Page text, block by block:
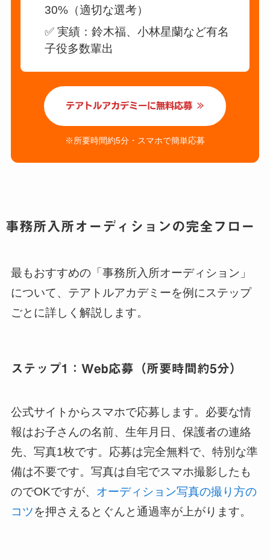
30%（適切な選考）
✅ 実績：鈴木福、小林星蘭など有名
子役多数輩出
テアトルアカデミーに無料応募 ≫
※所要時間約5分・スマホで簡単応募
事務所入所オーディションの完全フロー
最もおすすめの「事務所入所オーディション」
について、テアトルアカデミーを例にステップ
ごとに詳しく解説します。
ステップ1：Web応募（所要時間約5分）
公式サイトからスマホで応募します。必要な情
報はお子さんの名前、生年月日、保護者の連絡
先、写真1枚です。応募は完全無料で、特別な準
備は不要です。写真は自宅でスマホ撮影したも
のでOKですが、 オーディション写真の撮り方の
コツを押さえるとぐんと通過率が上がります。